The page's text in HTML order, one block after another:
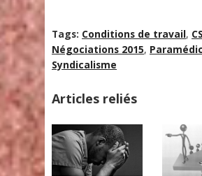
Tags: Conditions de travail,
Négociations 2015,
Syndicalisme
Articles reliés